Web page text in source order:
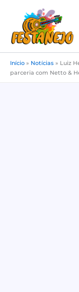
conteúdo
Início » Notícias » Luiz
parceria com Netto &